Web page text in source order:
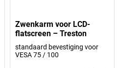
Zwenkarm voor LCD-
flatscreen – Treston
standaard bevestiging voor
VESA 75 / 100